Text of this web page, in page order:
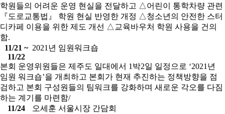
학원들의 어려운 운영 현실을 전달하고 △어린이 통학차량 관련
『도로교통법』 학원 현실 반영한 개정 △청소년의 안전한 스터
디카페 이용을 위한 제도 개선 △교육바우처 학원 사용을 건의
함.
11/21 ~
11/22
2021년 임원워크숍
본회 운영위원들은 제주도 일대에서 1박2일 일정으로 ‘2021년
임원 워크숍’을 개최하고 본회가 현재 추진하는 정책방향을 점
검하고 본회 구성원들의 팀워크를 강화하며 새로운 각오를 다짐
하는 계기를 마련함/
11/24
오세훈 서울시장 간담회